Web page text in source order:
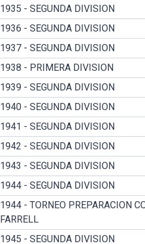
1935 - SEGUNDA DIVISION
1936 - SEGUNDA DIVISION
1937 - SEGUNDA DIVISION
1938 - PRIMERA DIVISION
1939 - SEGUNDA DIVISION
1940 - SEGUNDA DIVISION
1941 - SEGUNDA DIVISION
1942 - SEGUNDA DIVISION
1943 - SEGUNDA DIVISION
1944 - SEGUNDA DIVISION
1944 - TORNEO PREPARACION
FARRELL
1945 - SEGUNDA DIVISION